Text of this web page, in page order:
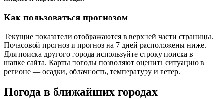
Как пользоваться прогнозом
Текущие показатели отображаются в верхней части страницы.
Почасовой прогноз и прогноз на 7 дней расположены ниже.
Для поиска другого города используйте строку поиска в
шапке сайта. Карты погоды позволяют оценить ситуацию в
регионе — осадки, облачность, температуру и ветер.
Погода в ближайших городах